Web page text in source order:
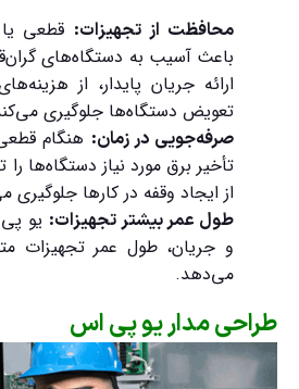
محافظت از تجهیزات: قطعی
باعث آسیب به دستگاه‌های
ارائه جریان پایدار، از
تعویض دستگاه‌ها جلوگیری
صرفه‌جویی در زمان: هنگام
تأخیر برق مورد نیاز دستگاه‌ها
از ایجاد وقفه در کارها جلوگیری
طول عمر بیشتر تجهیزات: یو
و جریان، طول عمر تجهیزات
می‌دهد.
طراحی مدار یو پی اس